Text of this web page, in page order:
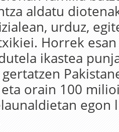
aldatu
urduz,
Horrek
ikastea
eta orain 100
egon